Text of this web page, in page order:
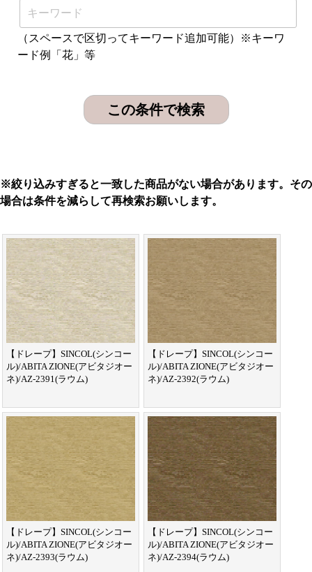
（スペースで区切ってキーワード追加可能）※キーワ
ード例「花」等
※絞り込みすぎると一致した商品がない場合があります。その
場合は条件を減らして再検索お願いします。
【ドレープ】SINCOL(シンコー
ル)/ABITA ZIONE(アビタジオー
ネ)/AZ-2391(ラウム)
【ドレープ】SINCOL(シンコー
ル)/ABITA ZIONE(アビタジオー
ネ)/AZ-2392(ラウム)
【ドレープ】SINCOL(シンコー
ル)/ABITA ZIONE(アビタジオー
ネ)/AZ-2393(ラウム)
【ドレープ】SINCOL(シンコー
ル)/ABITA ZIONE(アビタジオー
ネ)/AZ-2394(ラウム)